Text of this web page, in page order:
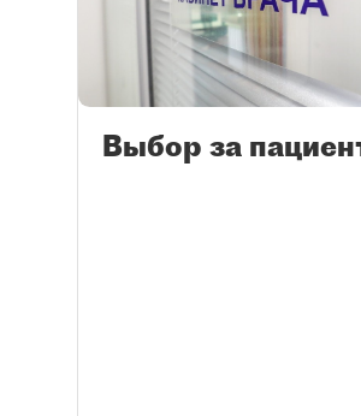
Выбор за